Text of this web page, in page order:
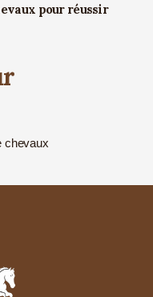
pour réussir